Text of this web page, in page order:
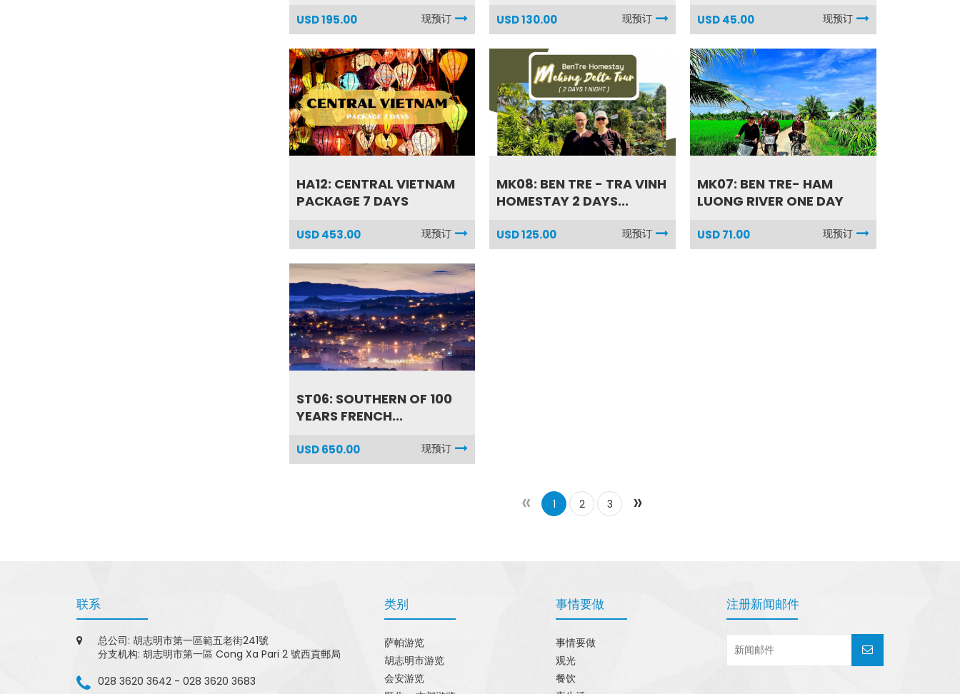
USD 195.00 现预订 USD 130.00 现预订 USD 45.00 现预订
HA12: CENTRAL VIETNAM
PACKAGE 7 DAYS
USD 453.00 现预订
MK08: BEN TRE - TRA VINH
HOMESTAY 2 DAYS...
USD 125.00 现预订
MK07: BEN TRE- HAM
LUONG RIVER ONE DAY
USD 71.00 现预订
ST06: SOUTHERN OF 100
YEARS FRENCH...
USD 650.00 现预订
« 1 2 3 »
联系
总公司: 胡志明市第一區範五老街241號
分支机构: 胡志明市第一區 Cong Xa Pari 2 號西貢郵局
028 3620 3642 - 028 3620 3683
类别
萨帕游览
胡志明市游览
会安游览
事情要做
事情要做
观光
餐饮
注册新闻邮件